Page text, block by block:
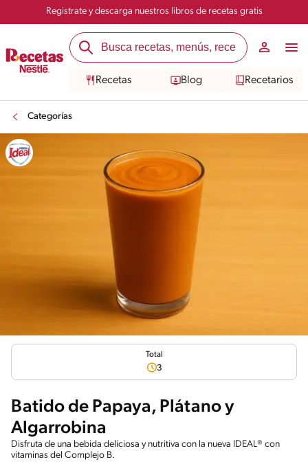
Registrate y descarga nuestros libros de recetas gratis
Recetas Blog Recetarios
Categorías
Total
3
Batido de Papaya, Plátano y
Algarrobina
Disfruta de una bebida deliciosa y nutritiva con la nueva IDEAL® con
vitaminas del Complejo B.